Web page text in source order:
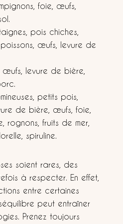
foie, œufs,
pois chiches,
œufs, levure de
œufs, levure de bière,
petits pois,
de bière, œufs, foie,
rognons, fruits de mer,
spiruline.
soient rares, des
à respecter. En effet,
entre certaines
peut entraîner
Prenez toujours